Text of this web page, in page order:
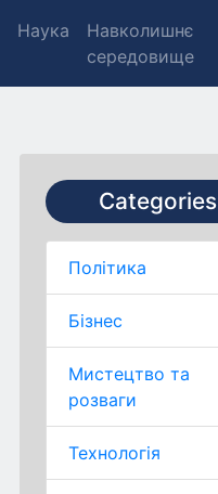
Наука
Навколишнє
середовище
Categories
Політика
Бізнес
Мистецтво та
розваги
Технологія